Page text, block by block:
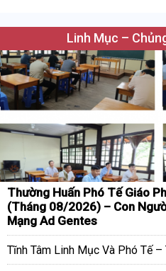
Linh Mục –
Thường Huấn Phó Tế Giáo
(Tháng 08/2026) – Con
Mạng Ad Gentes
Tĩnh Tâm Linh Mục Và Phó Tế